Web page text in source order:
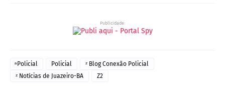
Publicidade:
ͣ Policial Policial
ᶻ Blog Conexão Policial
ᶻ Notícias de Juazeiro-BA
Z2